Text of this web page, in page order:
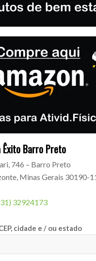
Êxito Barro Preto
746 – Barro Preto
, Minas Gerais 30190-
32924173
cidade e / ou estado